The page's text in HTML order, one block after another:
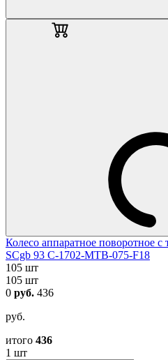
Колесо аппаратное поворотное
SCgb 93 C-1702-MTB-075-F18
105 шт
105 шт
0 руб. 436
руб.
итого 436
1 шт